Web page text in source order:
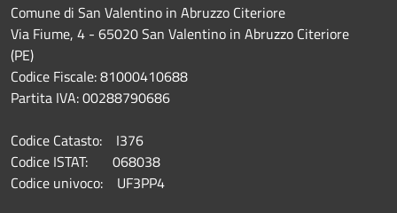
Comune di San Valentino in Abruzzo Citeriore
Via Fiume, 4 - 65020 San Valentino in Abruzzo Citeriore
(PE)
Codice Fiscale: 81000410688
Partita IVA: 00288790686
Codice Catasto: I376
Codice ISTAT: 068038
Codice univoco: UF3PP4